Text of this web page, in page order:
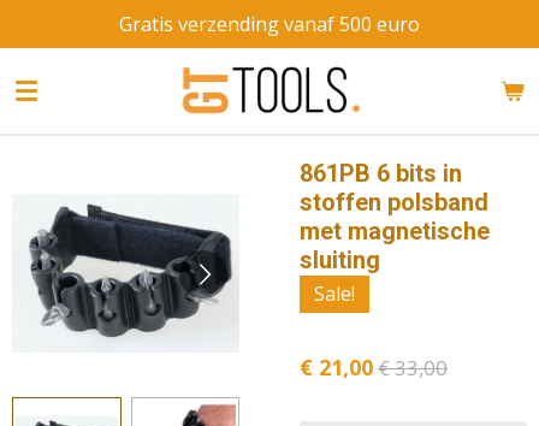
direct
naar
Gratis verzending vanaf 500 euro
861PB 6 bits in
stoffen polsband
met magnetische
sluiting
Sale!
€ 21,00€ 33,00